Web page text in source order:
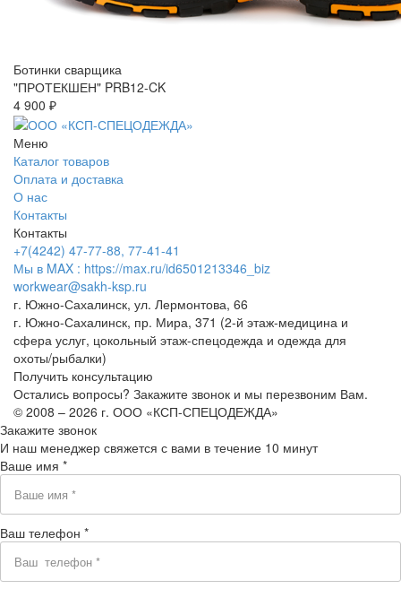
Ботинки сварщика
"ПРОТЕКШЕН" PRB12-CK
4 900 ₽
Меню
Каталог товаров
Оплата и доставка
О нас
Контакты
Контакты
+7(4242) 47-77-88, 77-41-41
Мы в MAX : https://max.ru/id6501213346_biz
workwear@sakh-ksp.ru
г. Южно-Сахалинск, ул. Лермонтова, 66
г. Южно-Сахалинск, пр. Мира, 371 (2-й этаж-медицина и
сфера услуг, цокольный этаж-спецодежда и одежда для
охоты/рыбалки)
Получить консультацию
Остались вопросы? Закажите звонок и мы перезвоним Вам.
© 2008 – 2026 г. ООО «КСП-СПЕЦОДЕЖДА»
Закажите звонок
И наш менеджер свяжется с вами в течение 10 минут
Ваше имя *
Ваш телефон *